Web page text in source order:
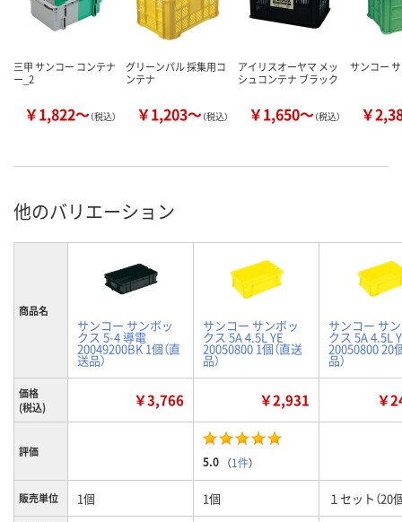
三甲 サンコー コンテナ
ー_2
￥1,822～（税込）
グリーンパル 採集用コ
ンテナ
￥1,203～（税込）
アイリスオーヤマ メッ
シュコンテナ ブラック
￥1,650～（税込）
サンコー
￥
他のバリエーション
商品名
サンコー サンボッ
クス 5-4 導電
20049200BK 1個（直
送品）
サンコー サンボッ
クス 5A 4.5L YE
20050800 1個（直送
品）
サンコー サ
クス 5A 4.5L
20050800 20
品）
価格
(税込)
￥3,766 ￥2,931 ￥
評価
5.0 （1件）
販売単位 1個 1個 １セット（20